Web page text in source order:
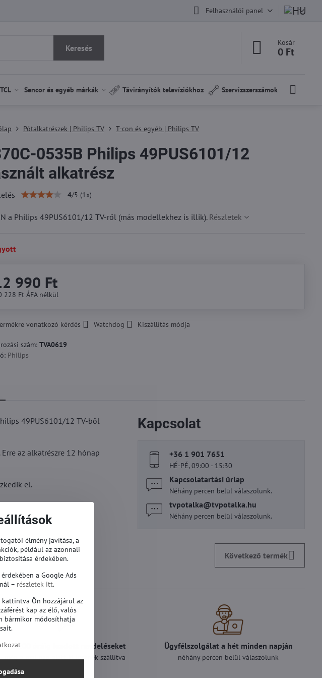
Felhasználói panel
Keresés
Kosár
0 Ft
Sencor és egyéb márkák Távirányítók televíziókhoz Szervizszerszámok
Pótalkatrészek | Philips TV T-con és egyéb | Philips TV
0535B Philips 49PUS6101/12
alkatrész
4/5 (1x)
a Philips 49PUS6101/12 TV-ről (más modellekhez is illik). Részletek
990 Ft
228 Ft ÁFA nélkül
vonatkozó kérdés Watchdog Kiszállítás módja
szám: TVA0619
Philips
49PUS6101/12 TV-ből
az alkatrészre 12 hónap
el.
Kapcsolat
+36 1 901 7651
HÉ-PÉ, 09:00 - 15:30
Kapcsolatartási űrlap
Néhány percen belül válaszolunk.
tvpotalka​@tvpotalka​.hu
Néhány percen belül válaszolunk.
Következő termék
A 12:00 óráig leadott rendeléseket
még a mai nap alatt ki lesznek szállítva
Ügyfélszolgálat a hét minden napján
néhány percen belül válaszolunk
élmény javítása, a
például az azonnali
érdekében.
a Google Ads
– részletek itt.
kattintva Ön hozzájárul az
kap az élő, valós
bármikor módosíthatja